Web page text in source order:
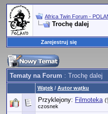
Africa Twin Forum -
Trochę dalej
Zarejestruj się
Tematy na Forum : Trochę dalej
Wątek / Autor wątku
Przyklejony: Filmoteka (
czosnek